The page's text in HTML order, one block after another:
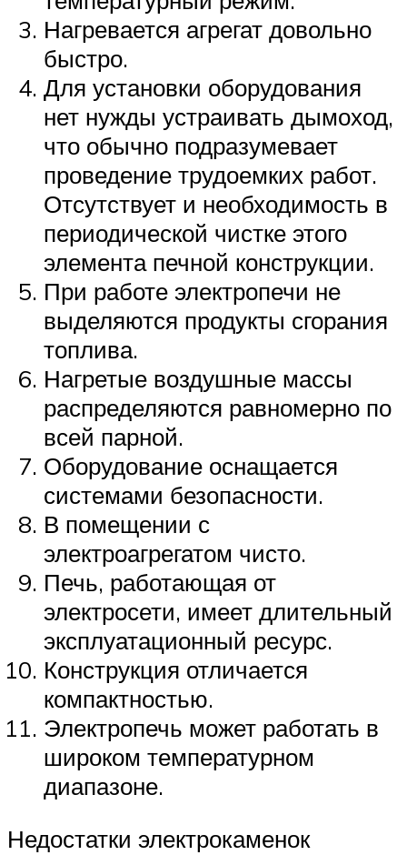
Нагревается агрегат довольно
быстро.
Для установки оборудования
нет нужды устраивать дымоход,
что обычно подразумевает
проведение трудоемких работ.
Отсутствует и необходимость в
периодической чистке этого
элемента печной конструкции.
При работе электропечи не
выделяются продукты сгорания
топлива.
Нагретые воздушные массы
распределяются равномерно по
всей парной.
Оборудование оснащается
системами безопасности.
В помещении с
электроагрегатом чисто.
Печь, работающая от
электросети, имеет длительный
эксплуатационный ресурс.
Конструкция отличается
компактностью.
Электропечь может работать в
широком температурном
диапазоне.
Недостатки электрокаменок